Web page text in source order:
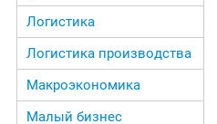
Логистика
Логистика производства
Макроэкономика
Малый бизнес